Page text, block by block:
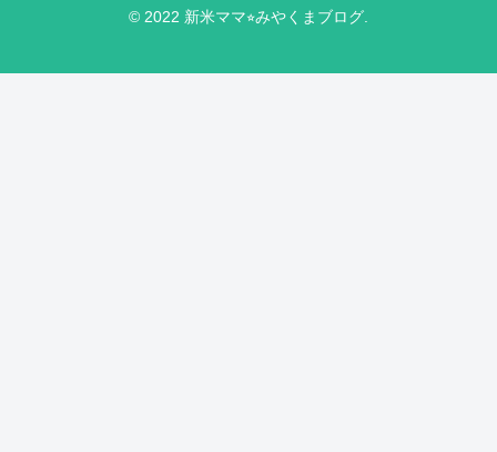
© 2022 新米ママ⭐︎みやくまブログ.